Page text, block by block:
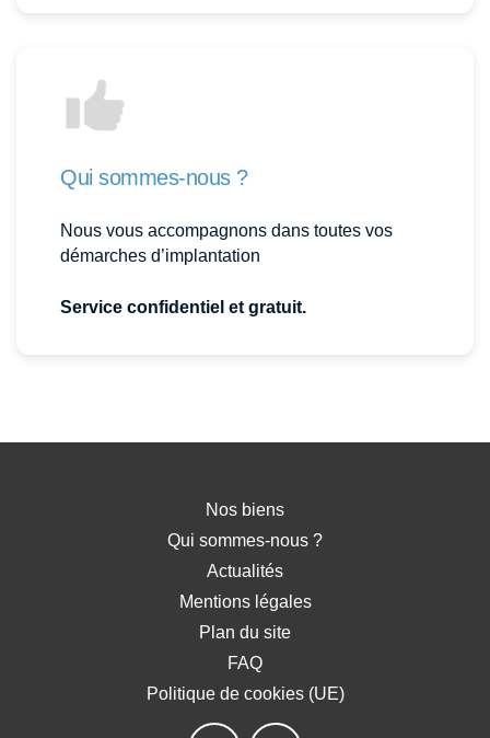
Qui sommes-nous ?
Nous vous accompagnons dans toutes vos
démarches d’implantation
Service confidentiel et gratuit.
Nos biens
Qui sommes-nous ?
Actualités
Mentions légales
Plan du site
FAQ
Politique de cookies (UE)